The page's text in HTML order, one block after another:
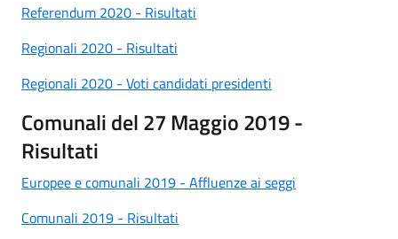
Referendum 2020 - Risultati
Regionali 2020 - Risultati
Regionali 2020 - Voti candidati presidenti
Comunali del 27 Maggio 2019 -
Risultati
Europee e comunali 2019 - Affluenze ai seggi
Comunali 2019 - Risultati